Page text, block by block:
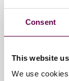
Consent
This website
We use
I gioielli
Ogni materiale